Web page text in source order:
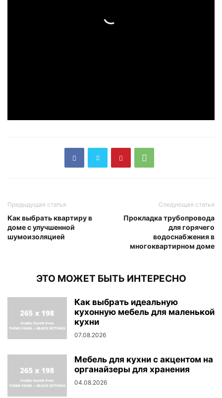
Предыдущая статья
Как выбрать квартиру в
доме с улучшенной
шумоизоляцией
Следующая статья
Прокладка трубопровода
для горячего
водоснабжения в
многоквартирном доме
ЭТО МОЖЕТ БЫТЬ ИНТЕРЕСНО
Как выбрать идеальную
кухонную мебель для маленькой
кухни
07.08.2026
Мебель для кухни с акцентом на
органайзеры для хранения
04.08.2026